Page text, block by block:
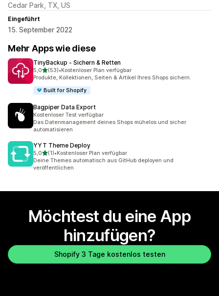
Cedar Park, TX, US
Eingeführt
15. September 2022
Mehr Apps wie diese
TinyBackup ‑ Sichern & Retten
5,0von 5 Sternen
(53)
53 Rezensionen insgesamt
•Kostenloser Plan verfügbar
Produkte, Kollektionen, Seiten & Artikel Ihres Shops sichern.
Built for Shopify
Bagpiper Data Export
Kostenloser Test verfügbar
Das Datenmanagement deines Shops mühelos und sicher
automatisieren
YYT Theme Deploy
5,0von 5 Sternen
(1)
1 Rezensionen insgesamt
•Kostenloser Plan verfügbar
Deine Themes automatisch aus GitHub deployen und
veröffentlichen
Möchtest du eine App
hinzufügen?
Shopify 3 Tage kostenlos testen